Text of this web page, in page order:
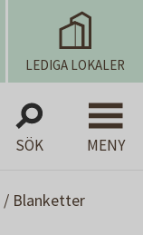
LEDIGA LOKALER
SÖK MENY
/ Blanketter